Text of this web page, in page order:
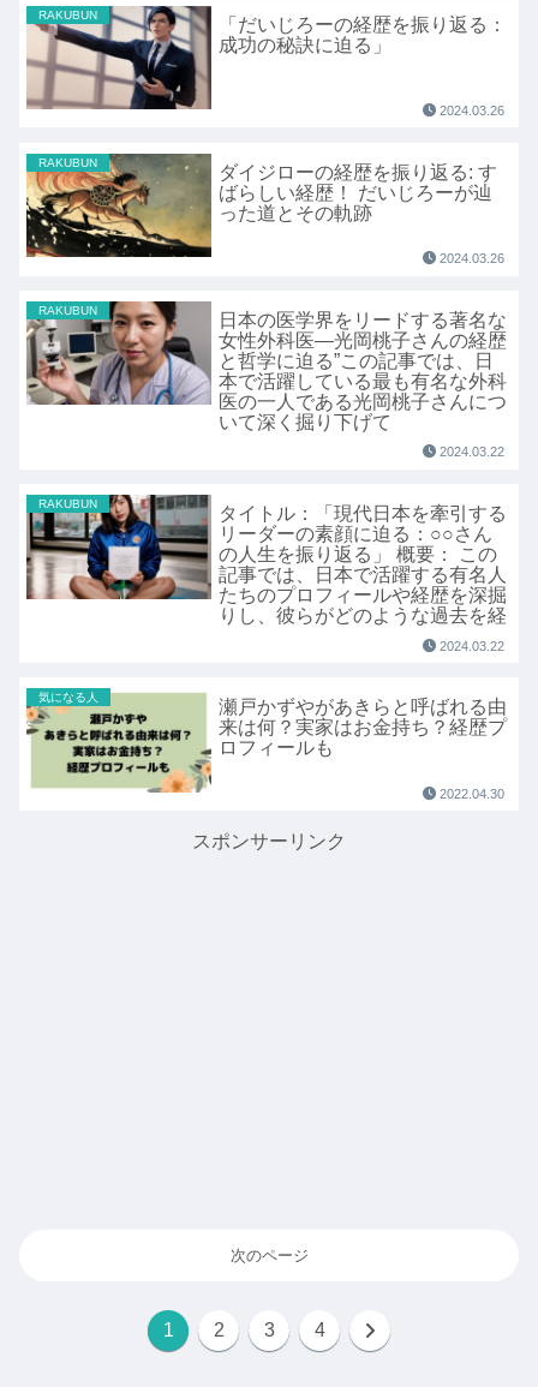
RAKUBUN
「だいじろーの経歴を振り返る：
成功の秘訣に迫る」
2024.03.26
RAKUBUN
ダイジローの経歴を振り返る: す
ばらしい経歴！ だいじろーが辿
った道とその軌跡
2024.03.26
RAKUBUN
日本の医学界をリードする著名な
女性外科医―光岡桃子さんの経歴
と哲学に迫る”この記事では、日
本で活躍している最も有名な外科
医の一人である光岡桃子さんにつ
いて深く掘り下げて
2024.03.22
RAKUBUN
タイトル：「現代日本を牽引する
リーダーの素顔に迫る：○○さん
の人生を振り返る」 概要： この
記事では、日本で活躍する有名人
たちのプロフィールや経歴を深掘
りし、彼らがどのような過去を経
2024.03.22
気になる人
瀬戸かずやがあきらと呼ばれる由
来は何？実家はお金持ち？経歴プ
ロフィールも
2022.04.30
スポンサーリンク
次のページ
1 2 3 4